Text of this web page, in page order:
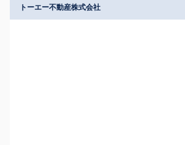
トーエー不動産株式会社